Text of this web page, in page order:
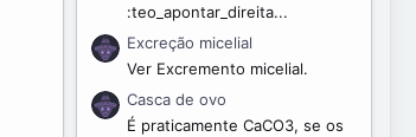
:teo_apontar_direita...
Excreção micelial
Ver Excremento micelial.
Casca de ovo
É praticamente CaCO3, se os